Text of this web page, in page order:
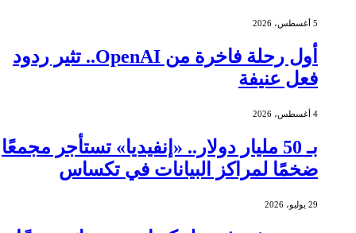
5 أغسطس، 2026
أول رحلة فاخرة من OpenAI.. تثير ردود
فعل عنيفة
4 أغسطس، 2026
بـ 50 مليار دولار.. «إنفيديا» تستأجر مجمعًا
ضخمًا لمراكز البيانات في تكساس
29 يوليو، 2026